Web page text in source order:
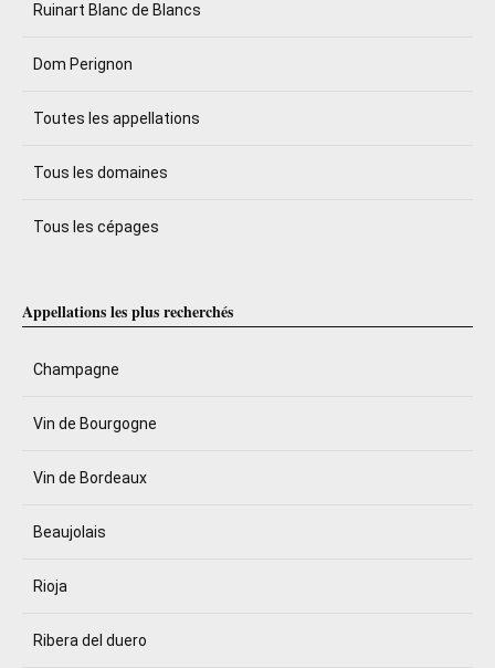
Ruinart Blanc de Blancs
Dom Perignon
Toutes les appellations
Tous les domaines
Tous les cépages
Appellations les plus recherchés
Champagne
Vin de Bourgogne
Vin de Bordeaux
Beaujolais
Rioja
Ribera del duero